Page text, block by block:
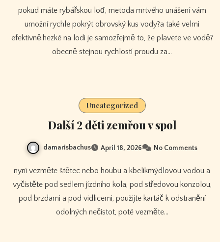
pokud máte rybářskou loď, metoda mrtvého unášení vám
umožní rychle pokrýt obrovský kus vody?a také velmi
efektivně.hezké na lodi je samozřejmě to, že plavete ve vodě?
obecně stejnou rychlostí proudu za…
Uncategorized
Další 2 děti zemřou v spol
damarisbachus April 18, 2026 No Comments
nyní vezměte štětec nebo houbu a kbelíkmýdlovou vodou a
vyčistěte pod sedlem jízdního kola, pod středovou konzolou,
pod brzdami a pod vidlicemi, použijte kartáč k odstranění
odolných nečistot, poté vezměte…